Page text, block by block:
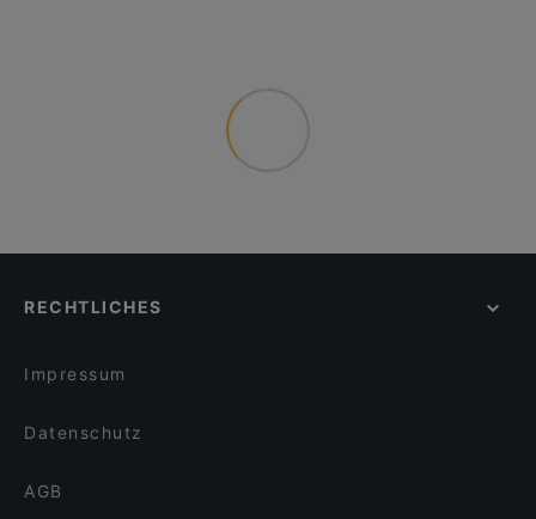
RECHTLICHES
Impressum
Datenschutz
AGB